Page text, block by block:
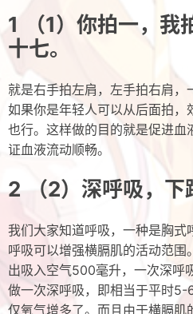
（1）你拍一，
十七。
就是右手拍左肩，左手拍右肩，
如果你是年轻人可以从后面拍，
也行。这样做的目的就是促进血
证血液流动顺畅。
（2）深呼吸，下
我们大家知道呼吸，一种是胸式
呼吸可以增强横膈肌的活动范
出吸入空气500毫升，一次深
做一次深呼吸，即相当于平时5-
仅氧气增多了。而且由于横膈肌